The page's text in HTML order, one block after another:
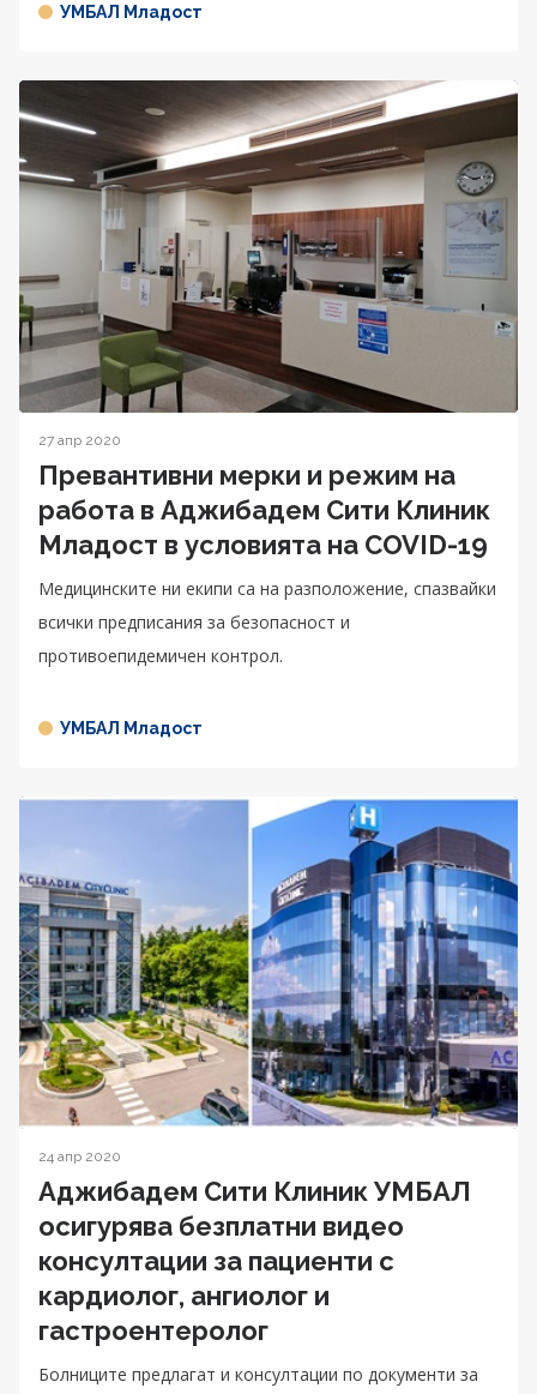
УМБАЛ Младост
27 апр 2020
Превантивни мерки и режим на
работа в Аджибадем Сити Клиник
Младост в условията на COVID-19
Медицинските ни екипи са на разположение, спазвайки
всички предписания за безопасност и
противоепидемичен контрол.
УМБАЛ Младост
24 апр 2020
Аджибадем Сити Клиник УМБАЛ
осигурява безплатни видео
консултации за пациенти с
кардиолог, ангиолог и
гастроентеролог
Болниците предлагат и консултации по документи за